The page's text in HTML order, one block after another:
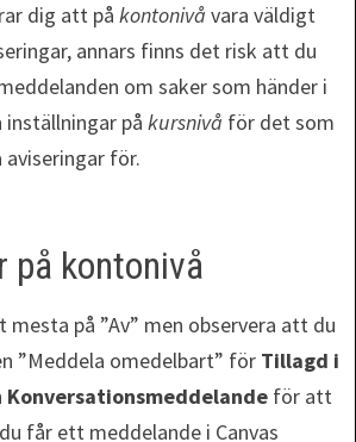
dig att på kontonivå vara väldigt
annars finns det risk att du
om saker som händer i
inställningar på kursnivå för det som
aviseringar för.
på kontonivå
på ”Av” men observera att du
”Meddela omedelbart” för Tillagd i
Konversationsmeddelandeför att
får ett meddelande i Canvas